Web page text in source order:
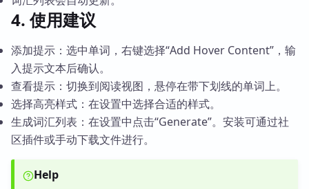
4. 使用建议
添加提示：选中单词，右键选择“Add Hover Content”，输
入提示文本后确认。
查看提示：切换到阅读视图，悬停在带下划线的单词上。
选择高亮样式：在设置中选择合适的样式。
生成词汇列表：在设置中点击“Generate”。安装可通过社
区插件或手动下载文件进行。
Help